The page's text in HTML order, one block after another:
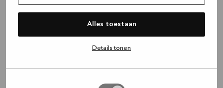
Alles toestaan
Details tonen